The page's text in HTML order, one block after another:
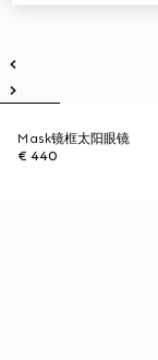
Mask镜框太阳眼镜
€ 440